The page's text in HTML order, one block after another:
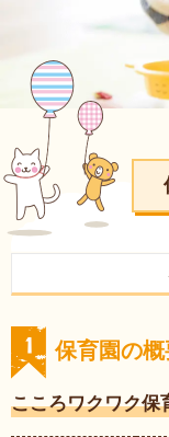
保育園の概
こころワクワク保